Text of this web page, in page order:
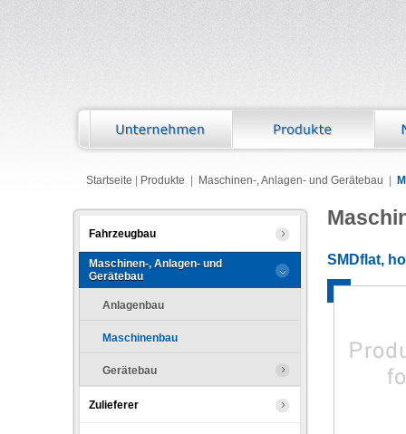
Startseite Produkte Maschinen-, Anlagen- und Gerätebau
Fahrzeugbau
Maschinen-, Anlagen- und
Gerätebau
Anlagenbau
Maschinenbau
Gerätebau
Zulieferer
SMDflat,